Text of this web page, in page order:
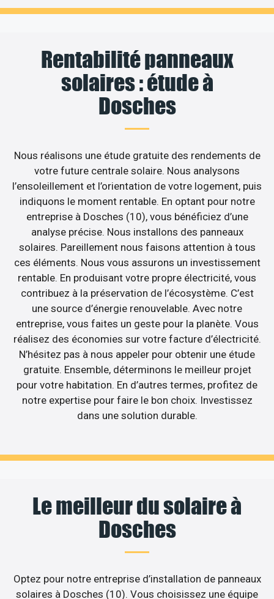
Rentabilité panneaux
solaires : étude à
Dosches
Nous réalisons une étude gratuite des rendements de
votre future centrale solaire. Nous analysons
l’ensoleillement et l’orientation de votre logement, puis
indiquons le moment rentable. En optant pour notre
entreprise à Dosches (10), vous bénéficiez d’une
analyse précise. Nous installons des panneaux
solaires. Pareillement nous faisons attention à tous
ces éléments. Nous vous assurons un investissement
rentable. En produisant votre propre électricité, vous
contribuez à la préservation de l’écosystème. C’est
une source d’énergie renouvelable. Avec notre
entreprise, vous faites un geste pour la planète. Vous
réalisez des économies sur votre facture d’électricité.
N’hésitez pas à nous appeler pour obtenir une étude
gratuite. Ensemble, déterminons le meilleur projet
pour votre habitation. En d’autres termes, profitez de
notre expertise pour faire le bon choix. Investissez
dans une solution durable.
Le meilleur du solaire à
Dosches
Optez pour notre entreprise d’installation de panneaux
solaires à Dosches (10). Vous choisissez une équipe